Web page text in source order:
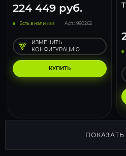
224 449 руб.
Есть в наличии Арт.: 990262
КУПИТЬ
ИЗМЕНИТЬ
КОНФИГУРАЦИЮ